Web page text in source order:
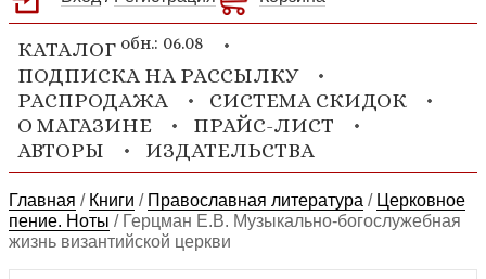
КАТАЛОГ обн.: 06.08
ПОДПИСКА НА РАССЫЛКУ
РАСПРОДАЖА
СИСТЕМА СКИДОК
О МАГАЗИНЕ
ПРАЙС-ЛИСТ
АВТОРЫ
ИЗДАТЕЛЬСТВА
Главная / Книги / Православная литература / Церковное
пение. Ноты / Герцман Е.В. Музыкально-богослужебная
жизнь византийской церкви